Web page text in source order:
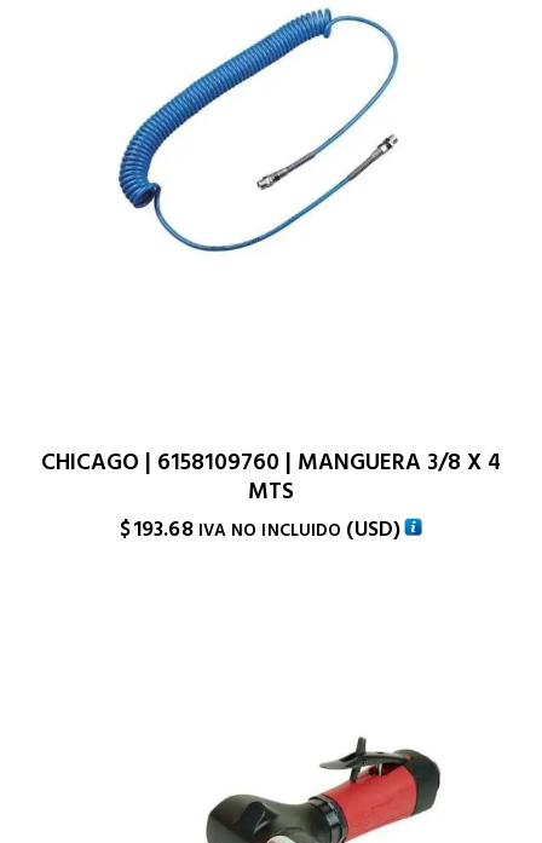
CHICAGO | 6158109760 | MANGUERA 3/8 X 4
MTS
$193.68 IVA NO INCLUIDO (USD)